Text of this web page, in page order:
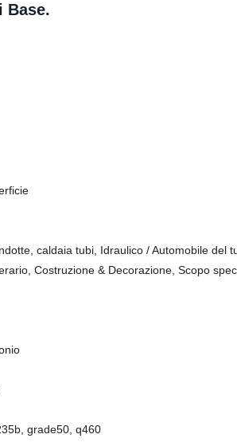
Base.
caldaia tubi, Idraulico / Automobile del
Costruzione & Decorazione, Scopo
grade50, q460